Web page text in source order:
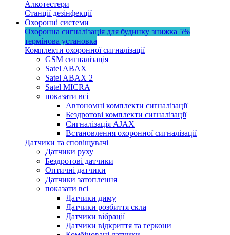
Алкотестери
Станції дезінфекції
Охоронні системи
Охоронна сигналізація для будинку знижка 5%
термінова установка
Комплекти охоронної сигналізації
GSM сигналізація
Satel ABAX
Satel ABAX 2
Satel MICRA
показати всі
Автономні комплекти сигналізації
Бездротові комплекти сигналізації
Сигналізація AJAX
Встановлення охоронної сигналізації
Датчики та сповіщувачі
Датчики руху
Бездротові датчики
Оптичні датчики
Датчики затоплення
показати всі
Датчики диму
Датчики розбиття скла
Датчики вібрації
Датчики відкриття та геркони